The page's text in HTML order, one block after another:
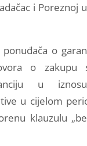
i Poreznoj
o
o zakupu
u iznosu
u cijelom
klauzulu